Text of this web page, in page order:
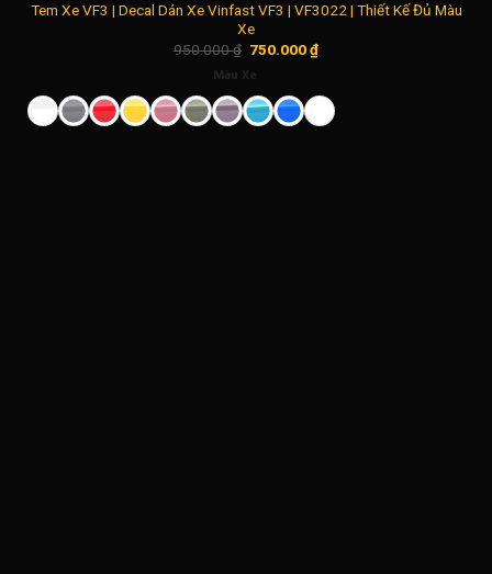
Tem Xe VF3 | Decal Dán Xe Vinfast VF3 | VF3022 | Thiết Kế Đủ Màu
Xe
950.000₫ Giá
là:
750.000₫Giá
750.000 ₫.
Màu Xe